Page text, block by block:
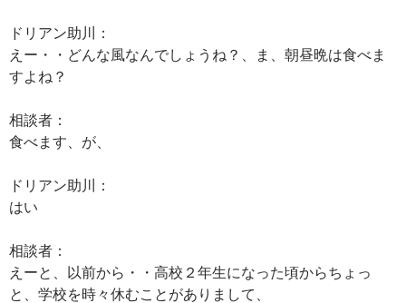
ドリアン助川：
えー・・どんな風なんでしょうね？、ま、朝昼晩は食べま
すよね？
相談者：
食べます、が、
ドリアン助川：
はい
相談者：
えーと、以前から・・高校２年生になった頃からちょっ
と、学校を時々休むことがありまして、